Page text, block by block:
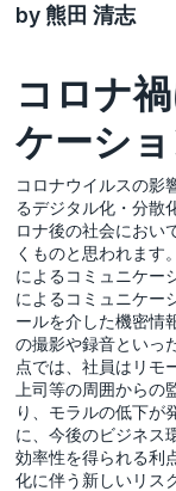
by 熊田 清志
コロナ
ケーシ
コロナウイルスの影
るデジタル化・分散
ロナ後の社会におい
くものと思われます
によるコミュニケー
によるコミュニケー
ールを介した機密情
の撮影や録音といっ
点では、社員はリモ
上司等の周囲から
り、モラルの低下が
に、今後のビジネス
効率性を得られる利
化に伴う新しいリス